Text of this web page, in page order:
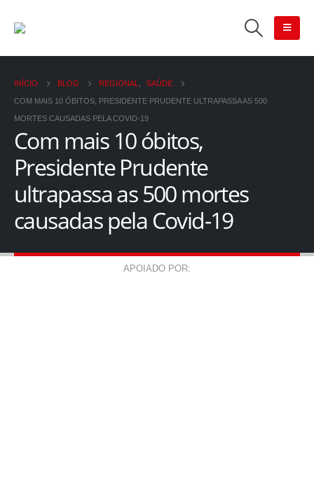
INÍCIO BLOG REGIONAL SAÚDE
COM MAIS 10 ÓBITOS, PRESIDENTE PRUDENTE ULTRAPASSA AS 500
MORTES CAUSADAS PELA COVID-19
Com mais 10 óbitos,
Presidente Prudente
ultrapassa as 500 mortes
causadas pela Covid-19
APOIADO POR: